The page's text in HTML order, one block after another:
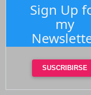
Sign Up
my
SUSCRIBIRSE